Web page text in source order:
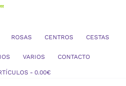
ROSAS CENTROS CESTAS
VARIOS CONTACTO
0.00€